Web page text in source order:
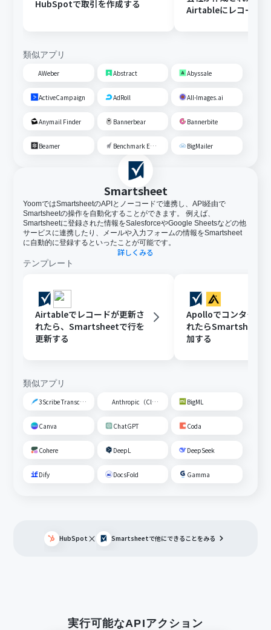
HubSpotで取引を作成する
Airtableにレコード
類似アプリ
AWeber Abstract Abyssale
ActiveCampaign AdRoll All-Images.ai
Anymail Finder Bannerbear Bannerbite
Beamer Benchmark Email BigMailer
Smartsheet
YoomではSmartsheetのAPIとノーコードで連携し、API経由で
Smartsheetの操作を自動化することができます。 例えば、
Smartsheetに登録された情報をSalesforceやGoogle Sheetsなどの他
サービスに連携したり、メールや入力フォームの情報をSmartsheet
に自動的に登録するといったことが可能です。
詳しくみる
テンプレート
Airtableでレコードが更新さ
れたら、Smartsheetで行を
更新する
Apolloでコンタクト
れたらSmartsheet
加する
類似アプリ
3Scribe Transcription Anthropic（Claude） BigML
Canva ChatGPT Coda
Cohere DeepL DeepSeek
Dify DocsFold Gamma
HubSpot × Smartsheetで他にできることをみる
実行可能なAPIアクション